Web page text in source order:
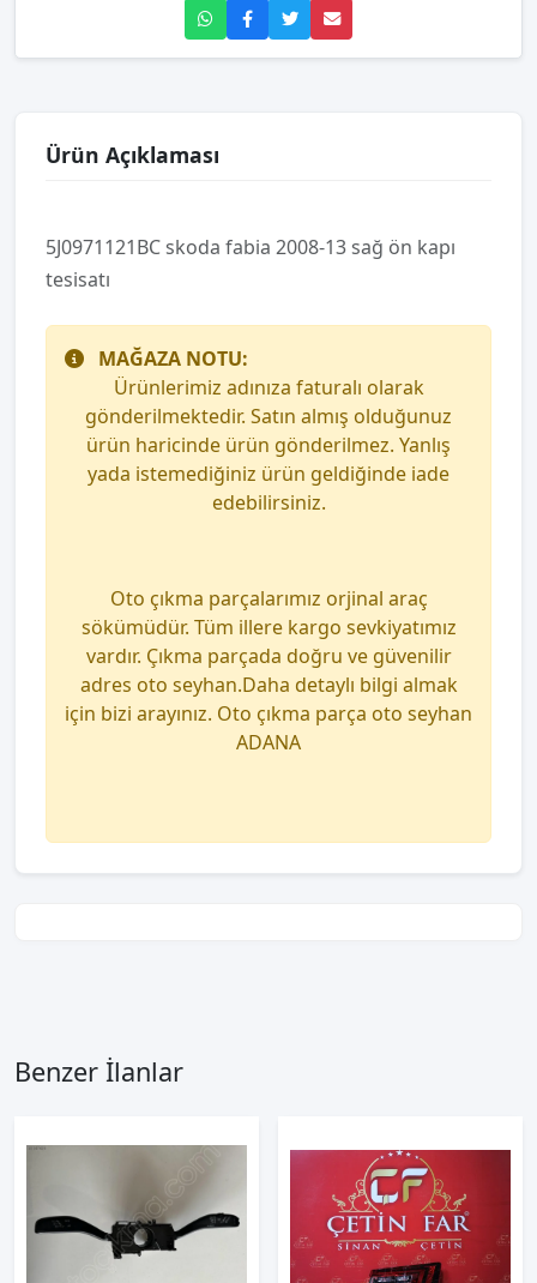
Ürün Açıklaması
5J0971121BC skoda fabia 2008-13 sağ ön kapı
tesisatı
MAĞAZA NOTU:
Ürünlerimiz adınıza faturalı olarak
gönderilmektedir. Satın almış olduğunuz
ürün haricinde ürün gönderilmez. Yanlış
yada istemediğiniz ürün geldiğinde iade
edebilirsiniz.
Oto çıkma parçalarımız orjinal araç
sökümüdür. Tüm illere kargo sevkiyatımız
vardır. Çıkma parçada doğru ve güvenilir
adres oto seyhan.Daha detaylı bilgi almak
için bizi arayınız. Oto çıkma parça oto seyhan
ADANA
Benzer İlanlar